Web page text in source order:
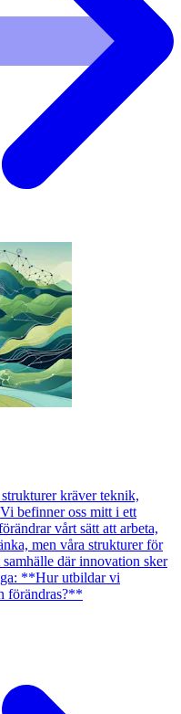
kräver teknik,
befinner oss mitt i ett
vårt sätt att arbeta,
men våra strukturer för
där innovation sker
**Hur utbildar vi
förändras?**